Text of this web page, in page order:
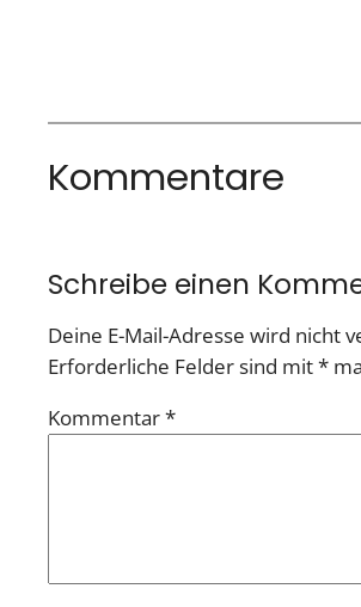
Kommentare
Schreibe einen
Deine E-Mail-Adresse wird nicht
Erforderliche Felder sind mit*
Kommentar*